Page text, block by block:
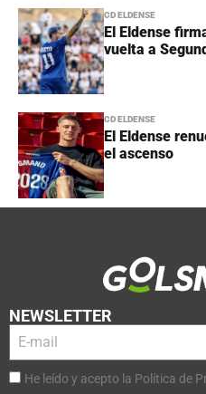
CD ELDENSE
El Eldense
vuelta a
CD ELDENSE
El Eldense
el ascenso
NEWSLETTER
He leído y acepto la Política de